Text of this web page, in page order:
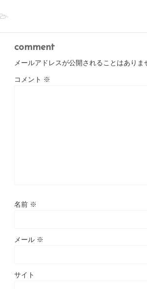
-
comment
メールアドレスが公開されることはありま
コメント ※
名前 ※
メール ※
サイト